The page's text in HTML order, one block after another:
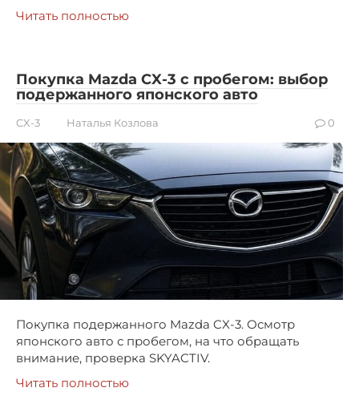
Читать полностью
Покупка Mazda CX-3 с пробегом: выбор
подержанного японского авто
CX-3 Наталья Козлова 0
Покупка подержанного Mazda CX-3. Осмотр
японского авто с пробегом, на что обращать
внимание, проверка SKYACTIV.
Читать полностью